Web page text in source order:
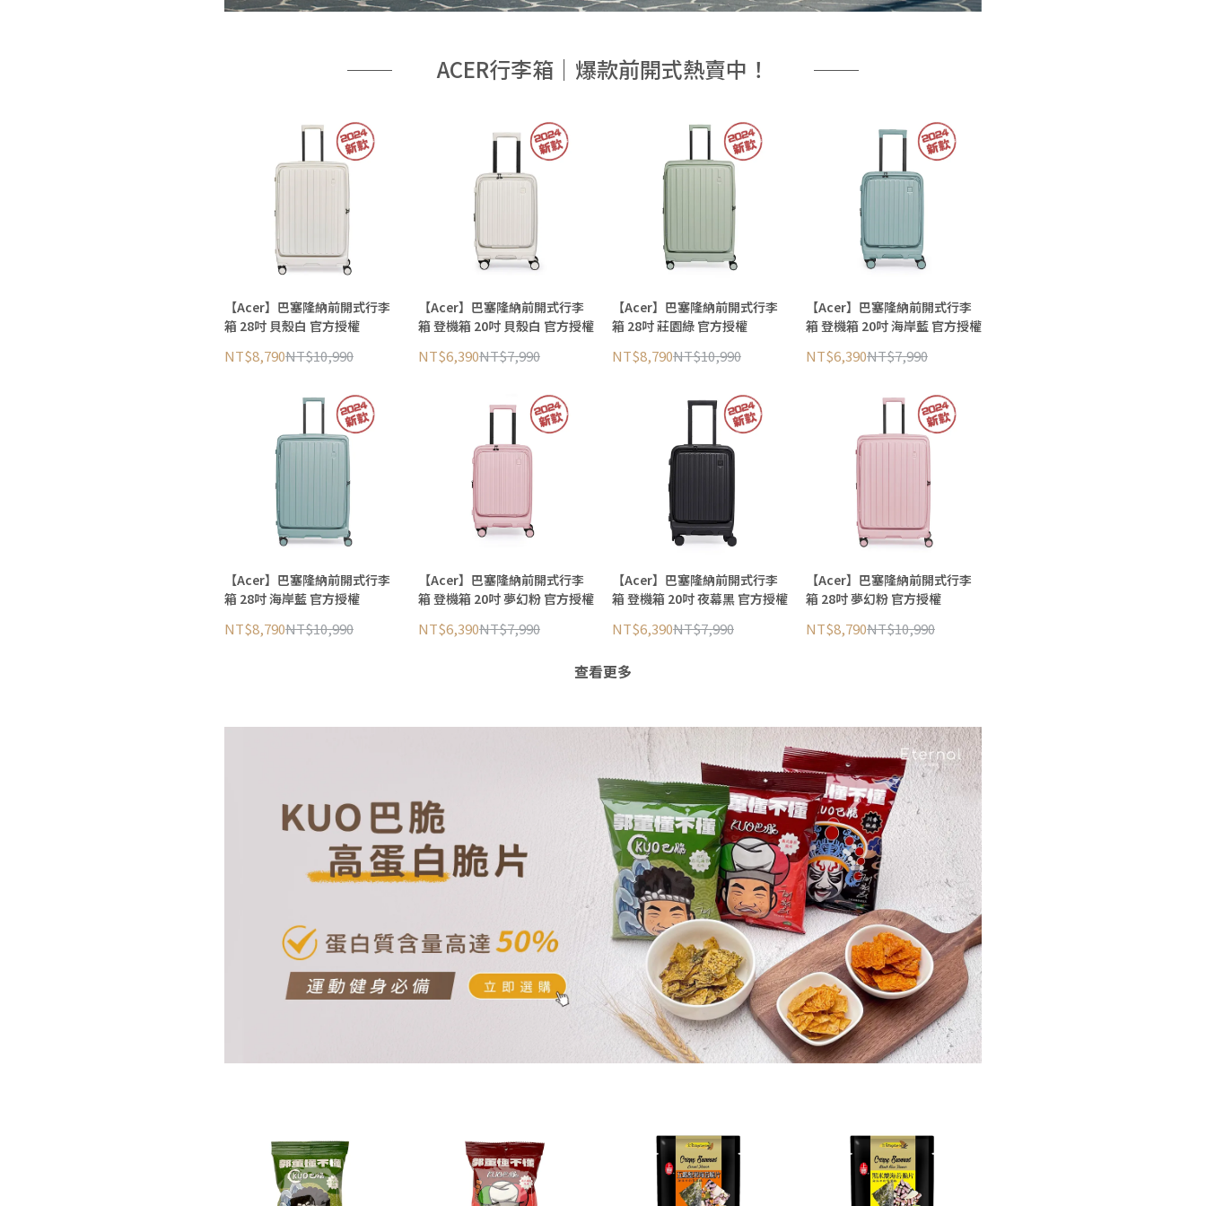
ACER行李箱｜爆款前開式熱賣中！
【Acer】巴塞隆納前開式行李
箱 28吋 貝殼白 官方授權
NT$8,790NT$10,990
【Acer】巴塞隆納前開式行李
箱 登機箱 20吋 貝殼白 官方授權
NT$6,390NT$7,990
【Acer】巴塞隆納前開式行李
箱 28吋 莊園綠 官方授權
NT$8,790NT$10,990
【Acer】巴塞隆納前開式行李
箱 登機箱 20吋 海岸藍 官方授權
NT$6,390NT$7,990
【Acer】巴塞隆納前開式行李
箱 28吋 海岸藍 官方授權
NT$8,790NT$10,990
【Acer】巴塞隆納前開式行李
箱 登機箱 20吋 夢幻粉 官方授權
NT$6,390NT$7,990
【Acer】巴塞隆納前開式行李
箱 登機箱 20吋 夜幕黑 官方授權
NT$6,390NT$7,990
【Acer】巴塞隆納前開式行李
箱 28吋 夢幻粉 官方授權
NT$8,790NT$10,990
查看更多